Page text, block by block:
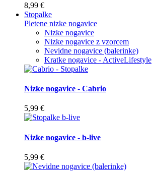
8,99 €
Stopalke
Pletene nizke nogavice
Nizke nogavice
Nizke nogavice z vzorcem
Nevidne nogavice (balerinke)
Kratke nogavice - ActiveLifestyle
Nizke nogavice - Cabrio
5,99 €
Nizke nogavice - b-live
5,99 €